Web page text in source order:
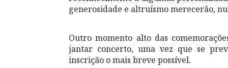
generosidade e altruísmo merecerão,
Outro momento alto das
jantar concerto, uma vez que se
inscrição o mais breve possível.